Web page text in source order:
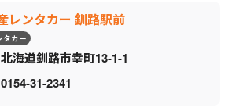
レンタカー 釧路駅前
タカー
北海道釧路市幸町13-1-1
0154-31-2341